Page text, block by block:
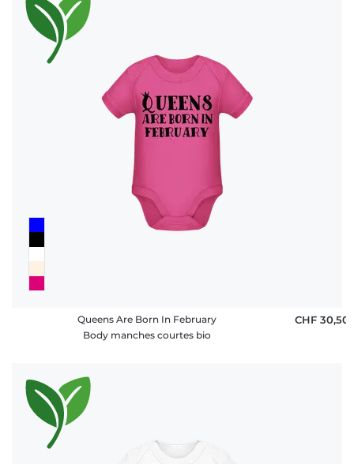
Queens Are Born In February
Body manches courtes bio
CHF 30,50